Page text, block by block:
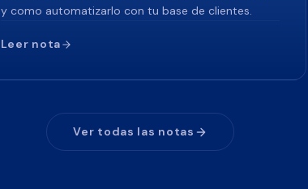
y como automatizarlo con tu base de clientes.
Leer nota
Ver todas las notas